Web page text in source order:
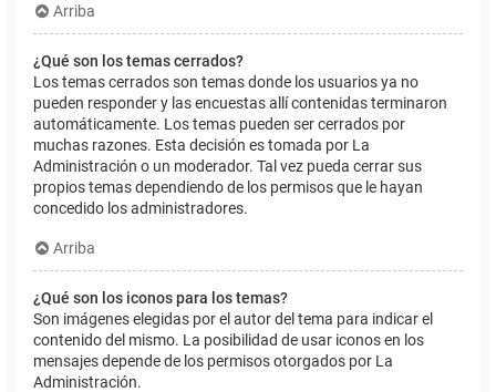
Arriba
¿Qué son los temas cerrados?
Los temas cerrados son temas donde los usuarios ya no
pueden responder y las encuestas allí contenidas terminaron
automáticamente. Los temas pueden ser cerrados por
muchas razones. Esta decisión es tomada por La
Administración o un moderador. Tal vez pueda cerrar sus
propios temas dependiendo de los permisos que le hayan
concedido los administradores.
Arriba
¿Qué son los iconos para los temas?
Son imágenes elegidas por el autor del tema para indicar el
contenido del mismo. La posibilidad de usar iconos en los
mensajes depende de los permisos otorgados por La
Administración.